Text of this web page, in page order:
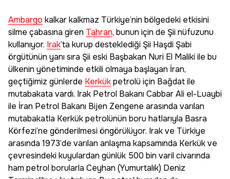
Ambargo kalkar kalkmaz Türkiye’nin bölgedeki etkisini
silme çabasına giren Tahran, bunun için de Şii nüfuzunu
kullanıyor. Irak’ta kurup desteklediği Şii Haşdi Şabi
örgütünün yanı sıra Şii eski Başbakan Nuri El Maliki ile bu
ülkenin yönetiminde etkili olmaya başlayan İran,
geçtiğimiz günlerde Kerkükpetrolü için Bağdat ile
mutabakata vardı. Irak Petrol Bakanı Cabbar Ali el-Luaybi
ile İran Petrol Bakanı Bijen Zengene arasında varılan
mutabakatla Kerkük petrolünün boru hatlarıyla Basra
Körfezi’ne gönderilmesi öngörülüyor. Irak ve Türkiye
arasında 1973’de varılan anlaşma kapsamında Kerkük ve
çevresindeki kuyulardan günlük 500 bin varil civarında
ham petrol borularla Ceyhan (Yumurtalık) Deniz